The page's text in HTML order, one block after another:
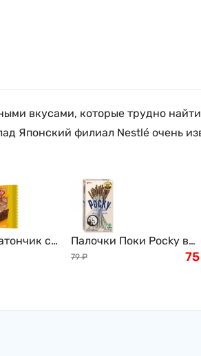
вкусами, которые трудно
Японский филиал Nestlé очень
с
Палочки Поки Pocky в
шоколаде со вкусом
79 ₽ 75